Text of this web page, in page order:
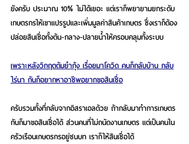
ยังครับ ประมาณ 10% ไม่ได้เยอะ แต่เราก็พยายามยกระดับ
เกษตรกรให้เขาแปรรูปและเพิ่มมูลค่าสินค้าเกษตร ซึ่งเราก็ต้อง
ปล่อยสินเชื่อทั้งต้น-กลาง-ปลายน้ำให้ครอบคลุมทั้งระบบ
เพราะหลังวิกฤตต้มยำกุ้ง เรื่อยมาโควิด คนก็กลับบ้าน กลับ
ไร่นา กันก็อยากหาอาชีพอยากขอสินเชื่อ
ครับรวมทั้งที่กลับจากอิสราเอลด้วย ถ้ากลับมาทำการเกษตร
กันก็มาขอสินเชื่อได้ ส่วนคนที่ไม่ถนัดงานเกษตร แต่เป็นคนใน
ครัวเรือนเกษตรกรอยู่ชนบท เราก็ให้สินเชื่อได้